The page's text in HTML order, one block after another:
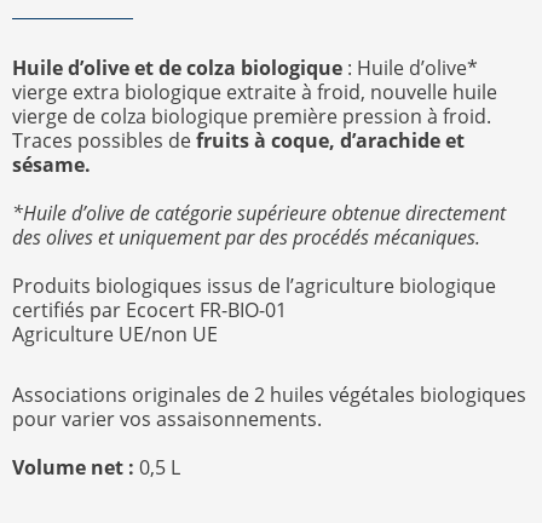
Huile d’olive et de colza biologique : Huile d’olive*
vierge extra biologique extraite à froid, nouvelle huile
vierge de colza biologique première pression à froid.
Traces possibles defruits à coque, d’arachide et
sésame.
*Huile d’olive de catégorie supérieure obtenue directement
des olives et uniquement par des procédés mécaniques.
Produits biologiques issus de l’agriculture biologique
certifiés par Ecocert FR-BIO-01
Agriculture UE/non UE
Associations originales de 2 huiles végétales biologiques
pour varier vos assaisonnements.
Volume net : 0,5 L